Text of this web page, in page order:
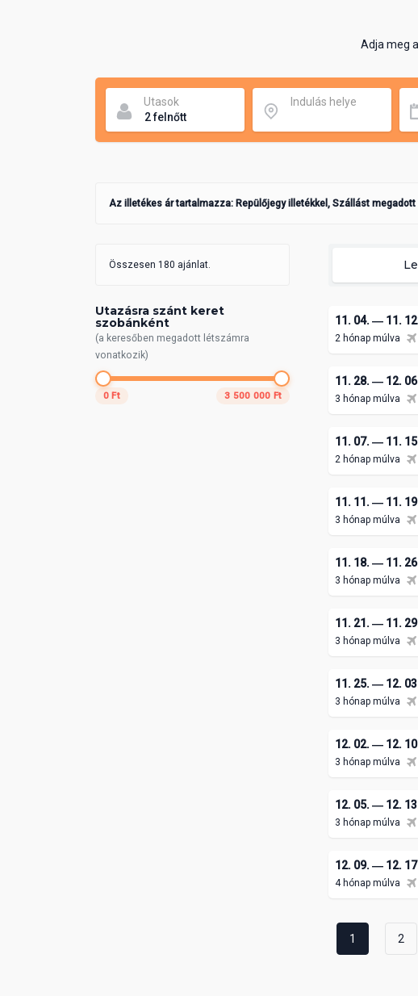
Adja meg
Utasok Indulás helye
Az illetékes ár tartalmazza: Repülőjegy illetékkel, Szállást
Összesen 180 ajánlat.
Utazásra szánt keret
szobánként
(a keresőben megadott létszámra
vonatkozik)
0 Ft 3 500 000 Ft
11. 04. ― 11.
2 hónap múlva
11. 28. ― 12.
3 hónap múlva
11. 07. ― 11.
2 hónap múlva
11. 11. ― 11.
3 hónap múlva
11. 18. ― 11.
3 hónap múlva
11. 21. ― 11.
3 hónap múlva
11. 25. ― 12.
3 hónap múlva
12. 02. ― 12.
3 hónap múlva
12. 05. ― 12.
3 hónap múlva
12. 09. ― 12.
4 hónap múlva
1 2